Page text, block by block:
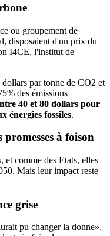
ou groupement de
disposaient d'un prix du
I4CE, l'institut de
par tonne de CO2 et
des émissions
40 et 80 dollars pour
énergies fossiles.
promesses à foison
et comme des Etats, elles
Mais leur impact reste
grise
pu changer la donne»,